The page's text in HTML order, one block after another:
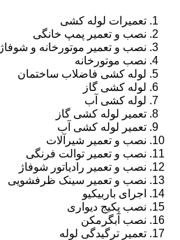
تعمیرات لوله کشی
نصب و تعمیر پمپ خانگی
نصب و تعمیر موتورخانه و شوفاژ
نصب موتورخانه
لوله کشی فاضلاب ساختمان
لوله کشی گاز
لوله کشی آب
تعمیر لوله کشی گاز
تعمیر لوله کشی آب
نصب و تعمیر شیرآلات
نصب و تعمیر توالت فرنگی
نصب و تعمیر رادیاتور شوفاژ
نصب و تعمیر سینک ظرفشویی
اجرای باربیکیو
نصب پکیج دیواری
نصب آبگرمکن
تعمیر ترگیدگی لوله